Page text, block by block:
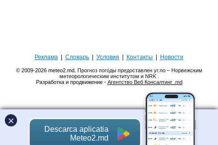
Реклама Словарь Условия Контакты Новости
© 2009-2026 meteo2.md. Прогноз погоды предоставлен yr.no – Норвежским
метеорологическим институтом и NRK
Разработка и продвижение - Агентство Веб Консалтинг .md
×
Descarca aplicatia
Meteo2.md